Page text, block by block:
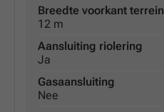
Breedte voorkant terrein
12 m
Aansluiting riolering
Ja
Gasaansluiting
Nee